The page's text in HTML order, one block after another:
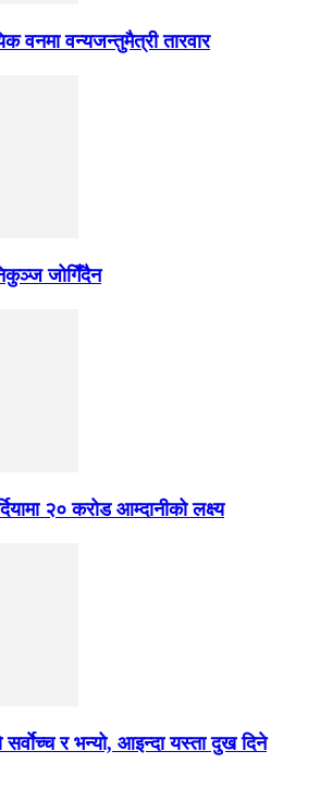
वनमा वन्यजन्तुमैत्री तारवार
जोगिँदैन
२० करोड आम्दानीको लक्ष्य
सर्वाेच्च र भन्यो, आइन्दा यस्ता दुख दिने